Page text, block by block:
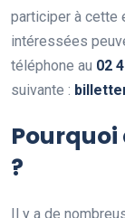
participer à cette
intéressées
téléphone au 02 4
suivante : billette
?
Il y a de